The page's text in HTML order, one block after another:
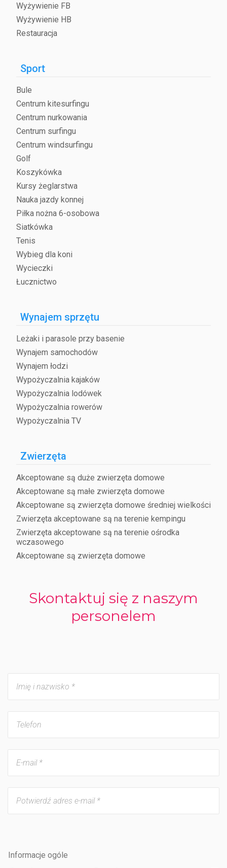
Wyżywienie FB
Wyżywienie HB
Restauracja
Sport
Bule
Centrum kitesurfingu
Centrum nurkowania
Centrum surfingu
Centrum windsurfingu
Golf
Koszykówka
Kursy żeglarstwa
Nauka jazdy konnej
Piłka nożna 6-osobowa
Siatkówka
Tenis
Wybieg dla koni
Wycieczki
Łucznictwo
Wynajem sprzętu
Leżaki i parasole przy basenie
Wynajem samochodów
Wynajem łodzi
Wypożyczalnia kajaków
Wypożyczalnia lodówek
Wypożyczalnia rowerów
Wypożyczalnia TV
Zwierzęta
Akceptowane są duże zwierzęta domowe
Akceptowane są małe zwierzęta domowe
Akceptowane są zwierzęta domowe średniej wielkości
Zwierzęta akceptowane są na terenie kempingu
Zwierzęta akceptowane są na terenie ośrodka
wczasowego
Akceptowane są zwierzęta domowe
Skontaktuj się z naszym
personelem
Informacje ogóle